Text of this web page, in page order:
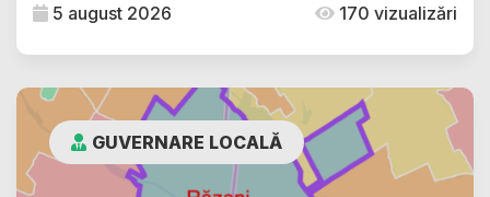
5 august 2026 170 vizualizări
GUVERNARE LOCALĂ